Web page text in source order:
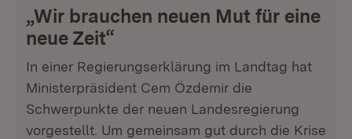
„Wir brauchen neuen Mut für eine
neue Zeit“
In einer Regierungserklärung im Landtag hat
Ministerpräsident Cem Özdemir die
Schwerpunkte der neuen Landesregierung
vorgestellt. Um gemeinsam gut durch die Krise